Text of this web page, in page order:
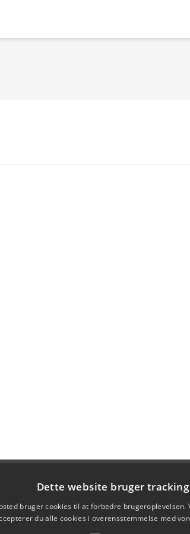
Dette website bruger
bruger cookies til at forbedre brugeroplevelsen.
du alle cookies i overensstemmelse med